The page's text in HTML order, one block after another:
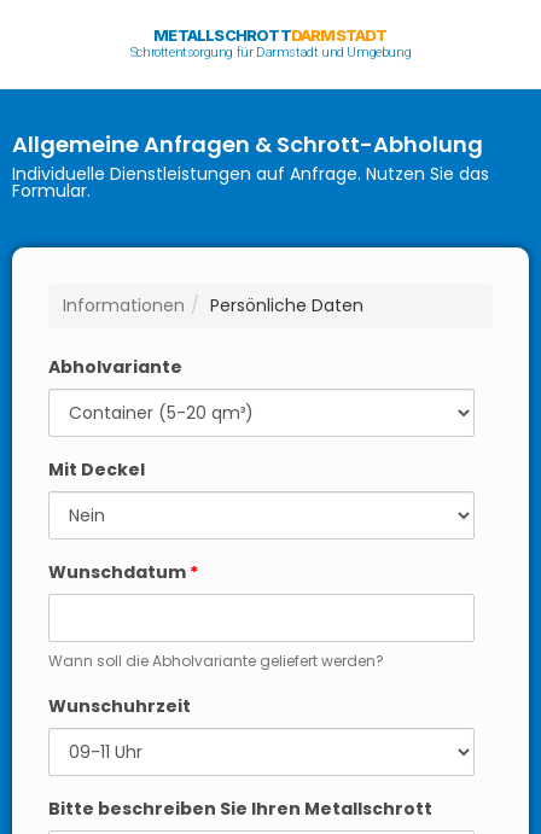
METALLSCHROTTDARMSTADT
Schrottentsorgung für Darmstadt und Umgebung
Allgemeine Anfragen & Schrott-Abholung
Individuelle Dienstleistungen auf Anfrage. Nutzen Sie das
Formular.
Informationen Persönliche Daten
Abholvariante
Mit Deckel
Wunschdatum *
Wann soll die Abholvariante geliefert werden?
Wunschuhrzeit
Bitte beschreiben Sie Ihren Metallschrott